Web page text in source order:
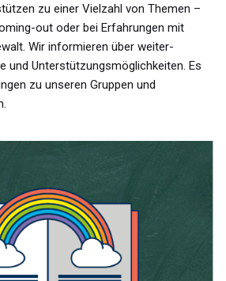
zu einer Vielzahl von Themen –
out oder bei Erfahrungen mit
Wir informieren über weiter-
und Unterstützungsmöglichkeiten. Es
zu unseren Gruppen und